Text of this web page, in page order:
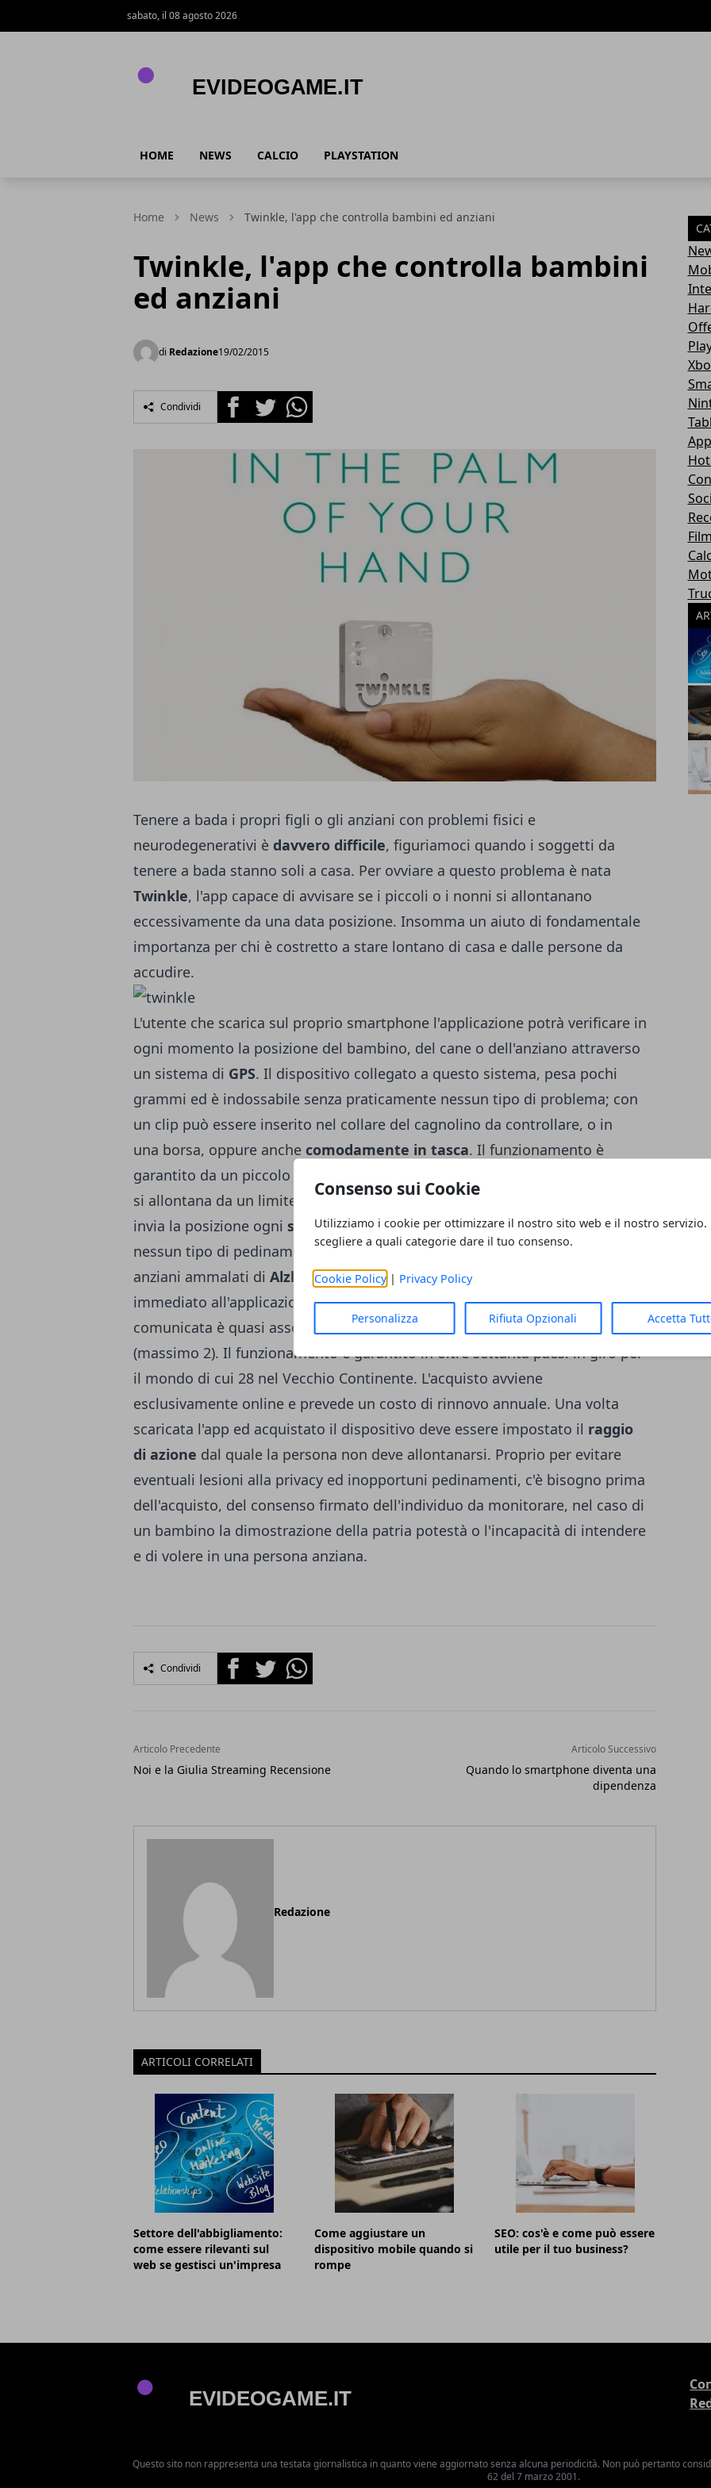
Consenso sui Cookie
Utilizziamo i cookie per ottimizzare il nostro sito web e il nostro servizio.
scegliere a quali categorie dare il tuo consenso.
Cookie Policy| Privacy Policy
Personalizza Rifiuta Opzionali Accetta
sabato, il 08 agosto 2026
HOME NEWS CALCIO PLAYSTATION
Home News Twinkle, l'app che controlla bambini ed anziani
Twinkle, l'app che controlla bambini
ed anziani
di Redazione19/02/2015
Condividi FacebookTwitterWhatsapp
Tenere a bada i propri figli o gli anziani con problemi fisici e
neurodegenerativi è davvero difficile, figuriamoci quando i soggetti da
tenere a bada stanno soli a casa. Per ovviare a questo problema è nata
Twinkle, l'app capace di avvisare se i piccoli o i nonni si allontanano
eccessivamente da una data posizione. Insomma un aiuto di fondamentale
importanza per chi è costretto a stare lontano di casa e dalle persone da
accudire.
L'utente che scarica sul proprio smartphone l'applicazione potrà verificare in
ogni momento la posizione del bambino, del cane o dell'anziano attraverso
un sistema di GPS. Il dispositivo collegato a questo sistema, pesa pochi
grammi ed è indossabile senza praticamente nessun tipo di problema; con
un clip può essere inserito nel collare del cagnolino da controllare, o in
una borsa, oppure anche comodamente in tasca. Il funzionamento è
garantito da un piccolo radar capace di segnalare la persona ed avvisare se
si allontana da un limite di spazio precedentemente stabilito.
invia la posizione ogni sessanta secondie naturalmente non è finalizzato a
nessun tipo di pedinamento. La realizzazione è infatti pensata ai tanti
anziani ammalati di Alzhaimer. Un tasto di SOS, inoltre, invia un segnale
immediato all'applicazione sullo smartphone. La precisione della posizione
comunicata è quasi assoluta, con un margine di errore di pochi metri
(massimo 2). Il funzionamento è garantito in oltre settanta paesi in giro per
il mondo di cui 28 nel Vecchio Continente. L'acquisto avviene
esclusivamente online e prevede un costo di rinnovo annuale. Una volta
scaricata l'app ed acquistato il dispositivo deve essere impostato il raggio
di azione dal quale la persona non deve allontanarsi. Proprio per evitare
eventuali lesioni alla privacy ed inopportuni pedinamenti, c'è bisogno prima
dell'acquisto, del consenso firmato dell'individuo da monitorare, nel caso di
un bambino la dimostrazione della patria potestà o l'incapacità di intendere
e di volere in una persona anziana.
Condividi FacebookTwitterWhatsapp
Articolo Precedente
Noi e la Giulia Streaming Recensione
Articolo Successivo
Quando lo smartphone diventa una
dipendenza
Redazione
ARTICOLI CORRELATI
Settore dell'abbigliamento:
come essere rilevanti sul
web se gestisci un'impresa
Come aggiustare un
dispositivo mobile quando si
rompe
SEO: cos'è e come può essere
utile per il tuo business?
Film
Questo sito non rappresenta una testata giornalistica in quanto viene aggiornato senza alcuna periodicità. Non può pertanto
62 del 7 marzo 2001.